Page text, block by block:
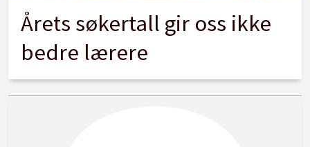
Årets søkertall gir oss ikke
bedre lærere